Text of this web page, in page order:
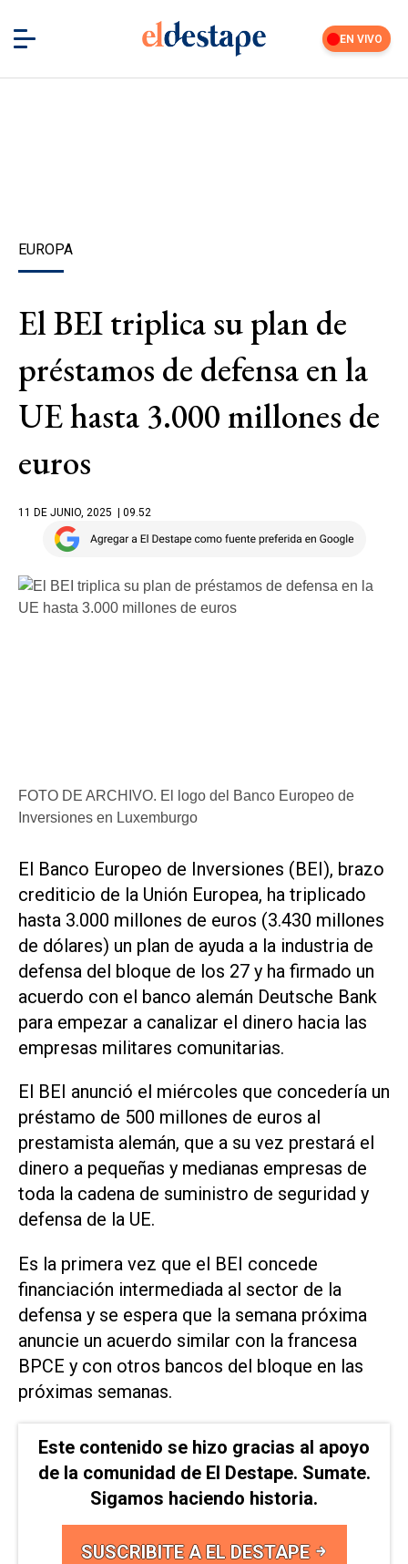
EN VIVO
EUROPA
El BEI triplica su plan de
préstamos de defensa en la
UE hasta 3.000 millones de
euros
11 DE JUNIO, 2025 | 09.52
FOTO DE ARCHIVO. El logo del Banco Europeo de
Inversiones en Luxemburgo
El Banco Europeo de Inversiones (BEI), brazo
crediticio de la Unión Europea, ha triplicado
hasta 3.000 millones de euros (3.430 millones
de dólares) un plan de ayuda a la industria de
defensa del bloque de los 27 y ha firmado un
acuerdo con el banco alemán Deutsche Bank
para empezar a canalizar el dinero hacia las
empresas militares comunitarias.
El BEI anunció el miércoles que concedería un
préstamo de 500 millones de euros al
prestamista alemán, que a su vez prestará el
dinero a pequeñas y medianas empresas de
toda la cadena de suministro de seguridad y
defensa de la UE.
Es la primera vez que el BEI concede
financiación intermediada al sector de la
defensa y se espera que la semana próxima
anuncie un acuerdo similar con la francesa
BPCE y con otros bancos del bloque en las
próximas semanas.
Este contenido se hizo gracias al apoyo
de la comunidad de El Destape. Sumate.
Sigamos haciendo historia.
SUSCRIBITE A EL DESTAPE